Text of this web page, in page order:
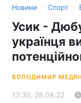
Новини › Спорт ›
Усик -
українця
ВОЛОДИМИР
13:30, 28.08.23